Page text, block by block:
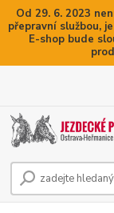
Od 29. 6. 2023
přepravní službou,
E-shop bude